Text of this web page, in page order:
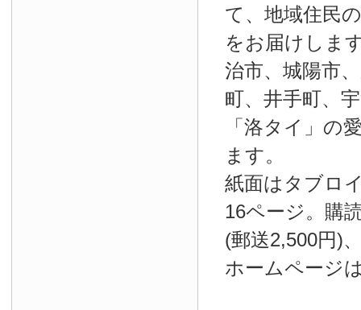
て、地域住民
をお届けしま
治市、城陽市
町、井手町、
「洛タイ」の
ます。
紙面はタブロ
16ページ。購
(郵送2,500円)
ホームページ